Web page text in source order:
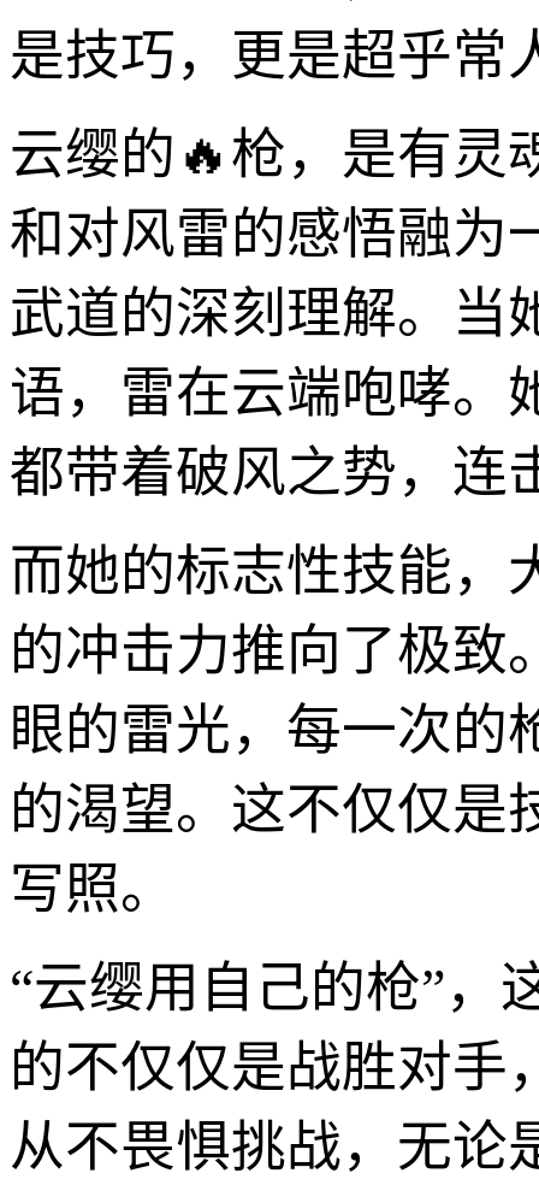
是技巧，更是超乎常
云缨的🔥枪，是有灵
和对风雷的感悟融为
武道的深刻理解。当
语，雷在云端咆哮。
都带着破风之势，连
而她的标志性技能，
的冲击力推向了极致
眼的雷光，每一次的
的渴望。这不仅仅是
写照。
“云缨用自己的枪”，
的不仅仅是战胜对手
从不畏惧挑战，无论